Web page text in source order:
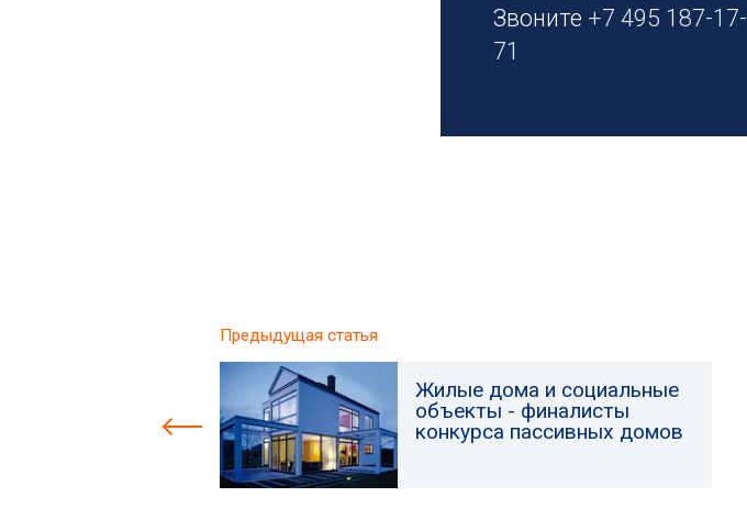
Звоните +7 495 187-17-
71
Предыдущая статья
Жилые дома и социальные
объекты - финалисты
конкурса пассивных домов